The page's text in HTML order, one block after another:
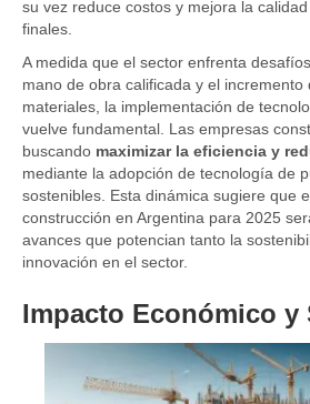
su vez reduce costos y mejora la
finales.
A medida que el sector enfrenta
mano de obra calificada y el incremento
materiales, la implementación de
vuelve fundamental. Las empresas
buscando maximizar la eficiencia y
mediante la adopción de tecnología de
sostenibles. Esta dinámica sugiere que
construcción en Argentina para 2025
avances que potencian tanto la
innovación en el sector.
Impacto Económico y